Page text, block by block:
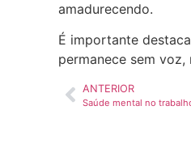
amadurecendo.
É importante
permanece sem
ANTERIOR
Saúde mental no